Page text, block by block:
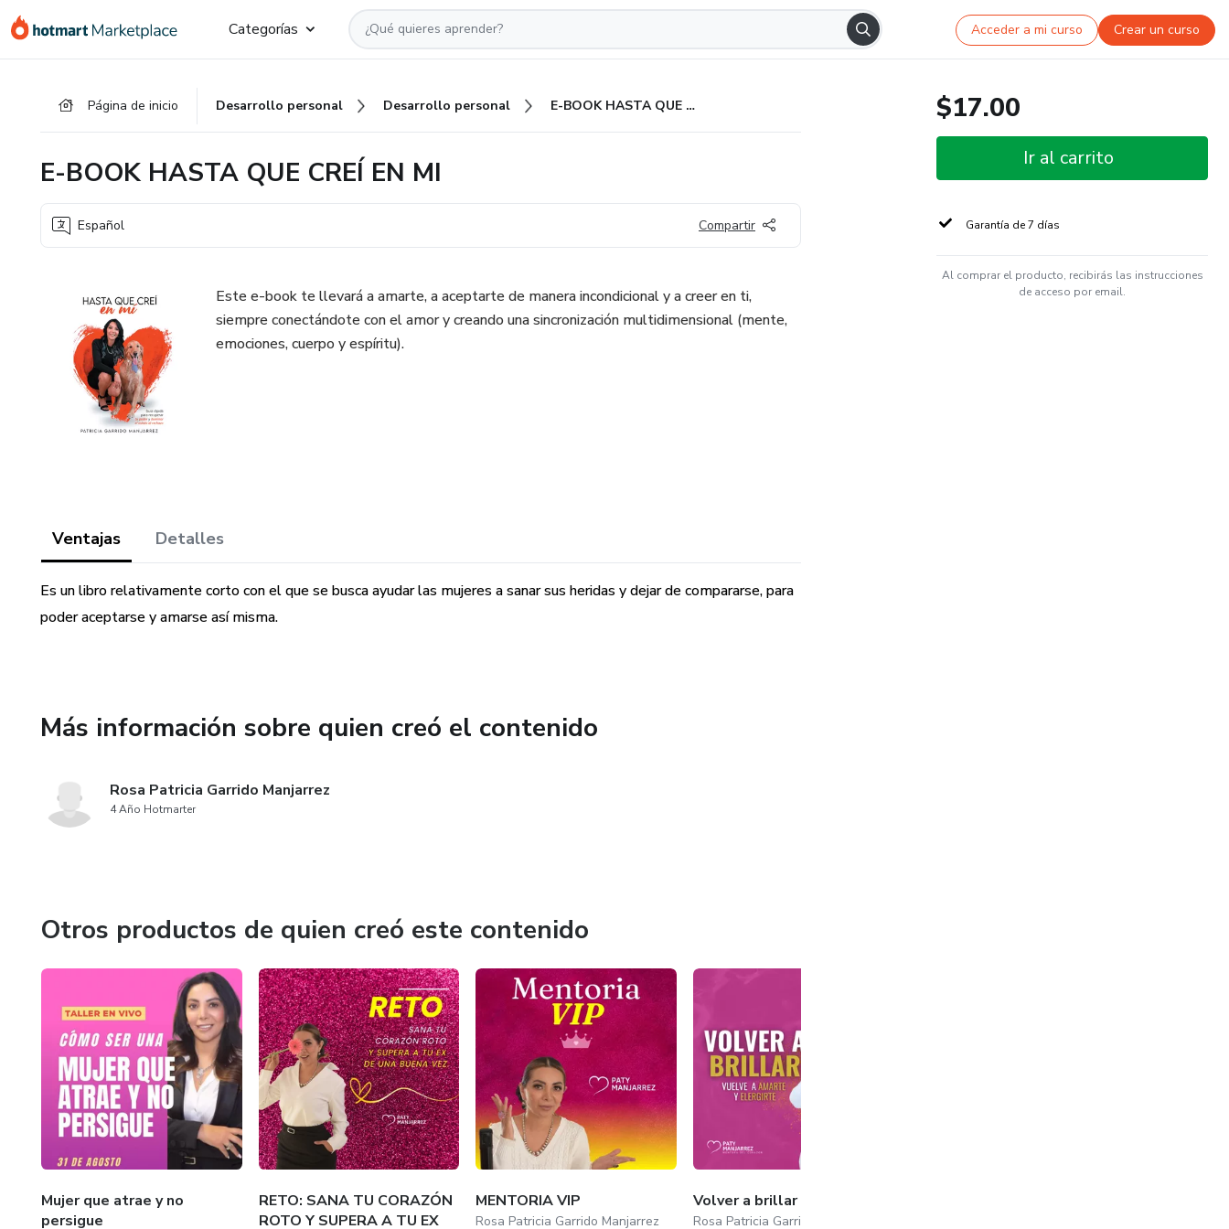
Categorías Acceder a mi curso Crear un curso
Página de inicio Desarrollo personal Desarrollo personal E-BOOK HASTA QUE CREÍ EN MI
E-BOOK HASTA QUE CREÍ EN MI
Español Compartir
Este e-book te llevará a amarte, a aceptarte de manera incondicional y a creer en ti,
siempre conectándote con el amor y creando una sincronización multidimensional (mente,
emociones, cuerpo y espíritu).
Ventajas Detalles
Es un libro relativamente corto con el que se busca ayudar las mujeres a sanar sus heridas y dejar de compararse, para
poder aceptarse y amarse así misma.
Más información sobre quien creó el contenido
Rosa Patricia Garrido Manjarrez
4 Año Hotmarter
Otros productos de quien creó este contenido
Mujer que atrae y no
persigue
RETO: SANA TU CORAZÓN
ROTO Y SUPERA A TU EX
MENTORIA VIP
Rosa Patricia Garrido Manjarrez
Volver a brillar
Rosa Patricia Garrido Manjarrez
$17.00
Ir al carrito
Garantía de 7 días
Al comprar el producto, recibirás las instrucciones
de acceso por email.